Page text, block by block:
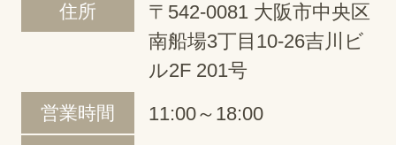
住所
〒542-0081 大阪市中央区
南船場3丁目10-26吉川ビ
ル2F 201号
営業時間 11:00～18:00